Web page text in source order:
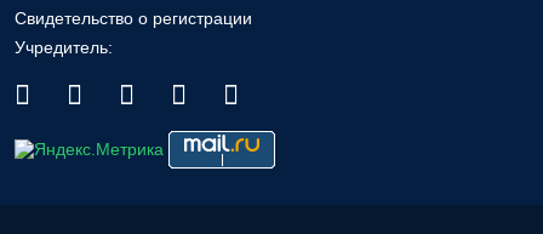
Свидетельство о регистрации
Учредитель: